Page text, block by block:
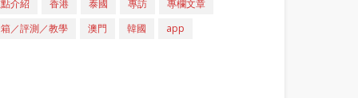
介紹
香港 泰國 專訪
專欄文章
／評測／教學
澳門 韓國 app